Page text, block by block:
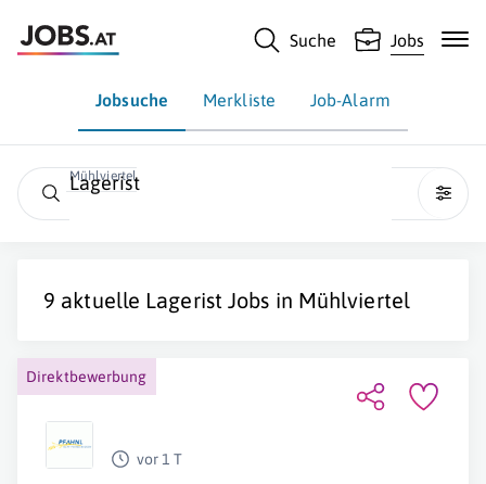
Suche Jobs
Jobsuche Merkliste Job-Alarm
Mühlviertel
Lagerist
9 aktuelle Lagerist Jobs in Mühlviertel
Direktbewerbung
vor 1 T